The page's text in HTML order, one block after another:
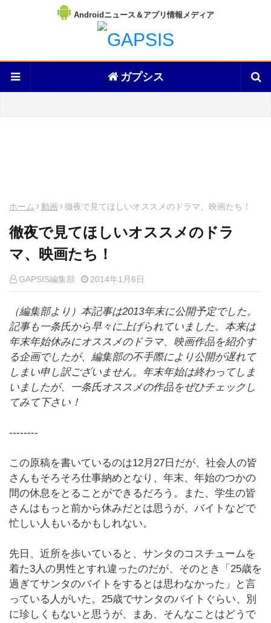
Androidニュース＆アプリ情報メディア
ガプシス
ホーム 動画 徹夜で見てほしいオススメのドラマ、映画たち！
徹夜で見てほしいオススメのドラ
マ、映画たち！
GAPSIS編集部 2014年1月6日
（編集部より）本記事は2013年末に公開予定でした。
記事も一条氏から早々に上げられていました。本来は
年末年始休みにオススメのドラマ、映画作品を紹介す
る企画でしたが、編集部の不手際により公開が遅れて
しまい申し訳ございません。年末年始は終わってしま
いましたが、一条氏オススメの作品をぜひチェックし
てみて下さい！
--------
この原稿を書いているのは12月27日だが、社会人の皆
さんもそろそろ仕事納めとなり、年末、年始のつかの
間の休息をとることができるだろう。また、学生の皆
さんはもっと前から休みだとは思うが、バイトなどで
忙しい人もいるかもしれない。
先日、近所を歩いていると、サンタのコスチュームを
着た3人の男性とすれ違ったのだが、そのとき「25歳を
過ぎてサンタのバイトをするとは思わなかった」と言
っている人がいた。25歳でサンタのバイトぐらい、別
に珍しくもないと思うが、まあ、そんなことはどうで